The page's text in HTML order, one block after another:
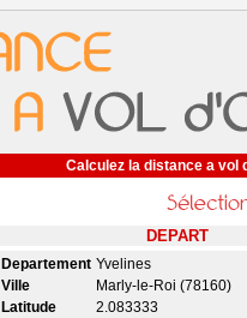
Calculez la distance a vol
DEPART
Departement Yvelines
Ville
Marly-le-Roi (78160)
Latitude
2.083333